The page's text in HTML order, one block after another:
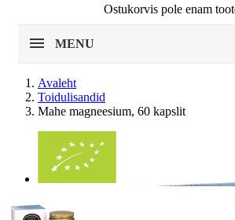
Ostukorvis pole enam
MENU
Avaleht
Toidulisandid
Mahe magneesium, 60 kapslit